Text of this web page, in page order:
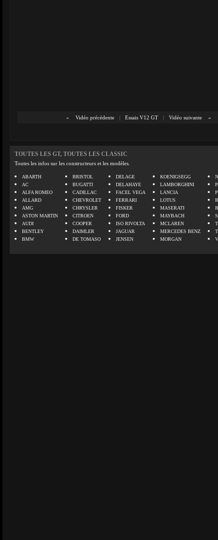
« Vidéo précédente | Essais V12 GT | Vidéo suivante »
TOUTES LES GT, TOUTES LES CLASSIC
Toutes les infos sur les constructeurs et les modèles.
ABARTH
AC
ALFA ROMEO
ALLARD
AMG
ASTON MARTIN
AUDI
BENTLEY
BMW
BRISTOL
BUGATTI
CADILLAC
CHEVROLET
CHRYSLER
CITROEN
COOPER
DAIMLER
DE TOMASO
DELAGE
DELAHAYE
FACEL VEGA
FERRARI
FISKER
FORD
ISO RIVOLTA
JAGUAR
JENSEN
KOENIGSEGG
LAMBORGHINI
LANCIA
LOTUS
MASERATI
MAYBACH
MCLAREN
MERCEDES BENZ
MORGAN